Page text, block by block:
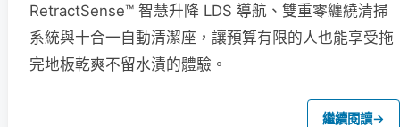
RetractSense™ 智慧升降 LDS 導航、雙重零纏繞清掃
系統與十合一自動清潔座，讓預算有限的人也能享受拖
完地板乾爽不留水漬的體驗。
繼續閱讀→